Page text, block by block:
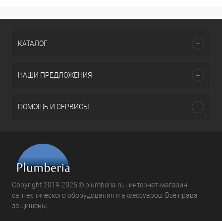
КАТАЛОГ
НАШИ ПРЕДЛОЖЕНИЯ
ПОМОЩЬ И СЕРВИСЫ
Copyright 2019-2025 © plumberia.ru - интернет-магазин
сантехнического оборудования и аксессуаров. Все права
защищены.